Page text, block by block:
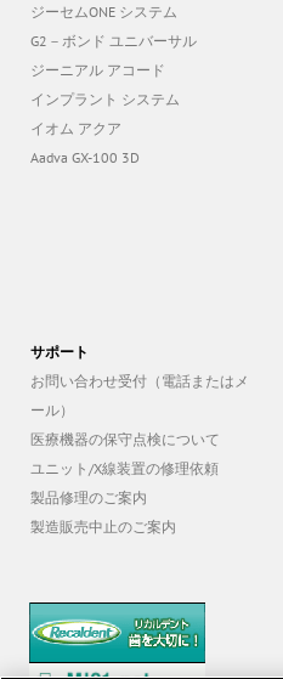
ジーセムONE システム
G2－ボンド ユニバーサル
ジーニアル アコード
インプラント システム
イオム アクア
Aadva GX-100 3D
サポート
お問い合わせ受付（電話またはメ
ール）
医療機器の保守点検について
ユニット/X線装置の修理依頼
製品修理のご案内
製造販売中止のご案内